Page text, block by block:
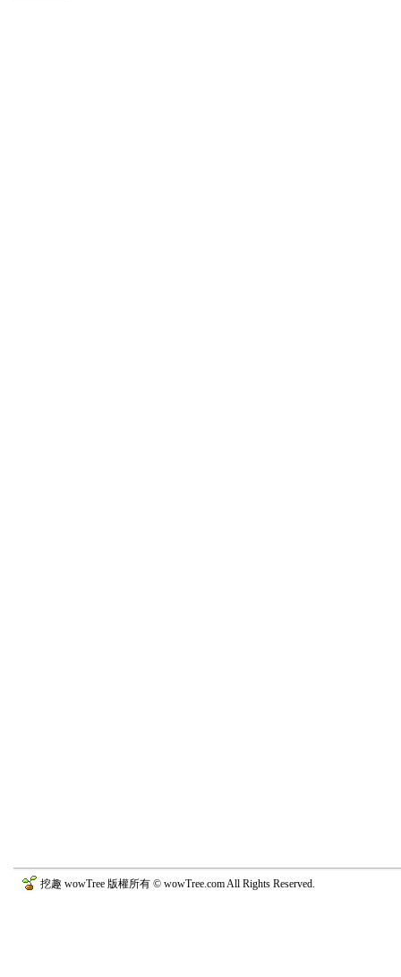
挖趣 wowTree 版權所有 © wowTree.com All Rights Reserved.